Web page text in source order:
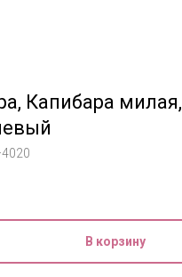
Капибара милая,
В корзину